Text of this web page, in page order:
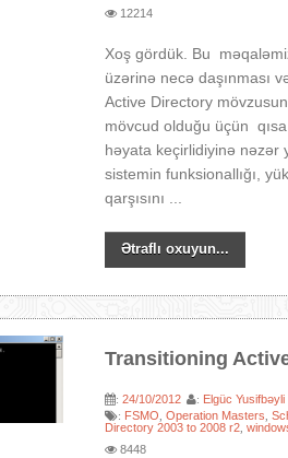
12214
Xoş gördük. Bu
üzərinə necə daşınması
Active Directory
mövcud olduğu üçün
həyata keçirlidiyinə nəzər
sistemin funksionallığı,
qarşısını ...
Ətraflı oxuyun...
Transitioning
:24/10/2012 : Elgüc Yusifbəyli
: FSMO ,Operation Masters ,
Directory 2003 to 2008 r2 ,
8448